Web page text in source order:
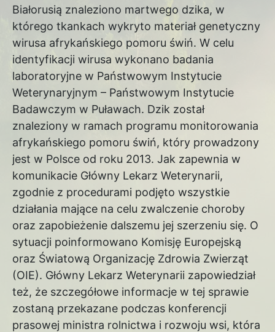
Białorusią znaleziono martwego dzika, w
którego tkankach wykryto materiał genetyczny
wirusa afrykańskiego pomoru świń. W celu
identyfikacji wirusa wykonano badania
laboratoryjne w Państwowym Instytucie
Weterynaryjnym – Państwowym Instytucie
Badawczym w Puławach. Dzik został
znaleziony w ramach programu monitorowania
afrykańskiego pomoru świń, który prowadzony
jest w Polsce od roku 2013. Jak zapewnia w
komunikacie Główny Lekarz Weterynarii,
zgodnie z procedurami podjęto wszystkie
działania mające na celu zwalczenie choroby
oraz zapobieżenie dalszemu jej szerzeniu się. O
sytuacji poinformowano Komisję Europejską
oraz Światową Organizację Zdrowia Zwierząt
(OIE). Główny Lekarz Weterynarii zapowiedział
też, że szczegółowe informacje w tej sprawie
zostaną przekazane podczas konferencji
prasowej ministra rolnictwa i rozwoju wsi, która